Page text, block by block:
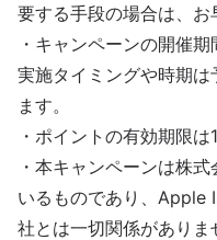
要する手段の場合は、お
・キャンペーンの開催
実施タイミングや時期は
ます。
・ポイントの有効期限は
・本キャンペーンは株
いるものであり、Apple
社とは一切関係がありま